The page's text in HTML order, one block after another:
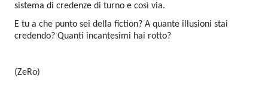
sistema di credenze di turno e così via.
E tu a che punto sei della fiction? A quante illusioni stai
credendo? Quanti incantesimi hai rotto?
(ZeRo)